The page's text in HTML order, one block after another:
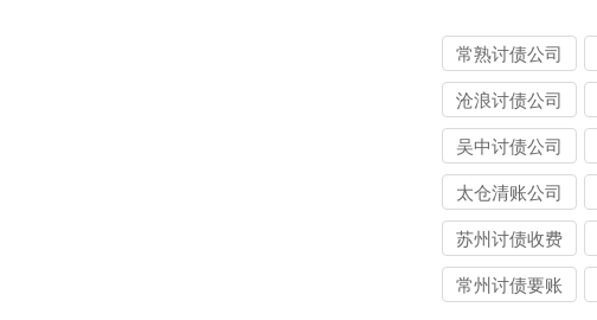
常熟讨债公司
沧浪讨债公司
吴中讨债公司
太仓清账公司
苏州讨债收费
常州讨债要账